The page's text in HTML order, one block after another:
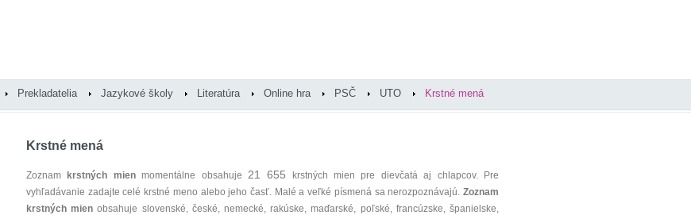
Prekladatelia Jazykové školy Literatúra Online hra PSČ UTO Krstné mená
Krstné mená
Zoznam krstných mienmomentálne obsahuje 21 655 krstných mien pre dievčatá aj chlapcov. Pre
vyhľadávanie zadajte celé krstné meno alebo jeho časť. Malé a veľké písmená sa nerozpoznávajú. Zoznam
krstných mien obsahuje slovenské, české, nemecké, rakúske, maďarské, poľské, francúzske, španielske,